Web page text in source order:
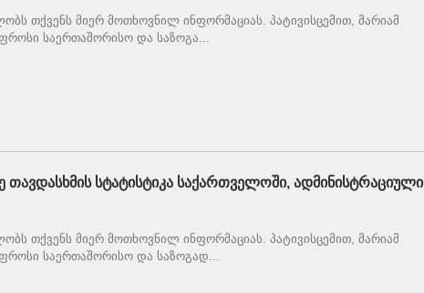
თქვენს მიერ მოთხოვნილ ინფორმაციას. პატივისცემით, მარიამ
საერთაშორისო და საზოგა...
თავდასხმის სტატისტიკა საქართველოში, ადმინისტრაციული
თქვენს მიერ მოთხოვნილ ინფორმაციას. პატივისცემით, მარიამ
საერთაშორისო და საზოგად...